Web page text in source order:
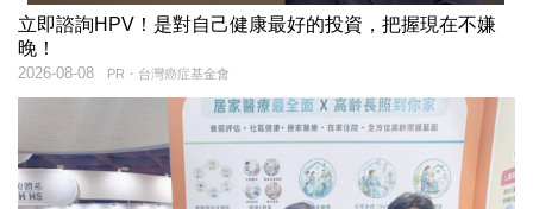
立即諮詢HPV！是對自己健康最好的投資，把握現在不嫌
晚！
PR・台灣癌症基金會
2026-08-08